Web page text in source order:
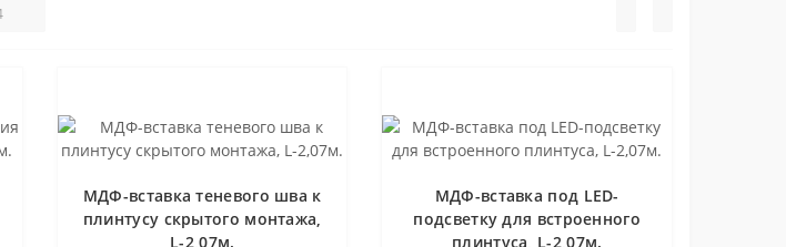
МДФ-вставка теневого шва к
плинтусу скрытого монтажа,
L-2,07м.
МДФ-вставка под LED-
подсветку для встроенного
плинтуса, L-2,07м.